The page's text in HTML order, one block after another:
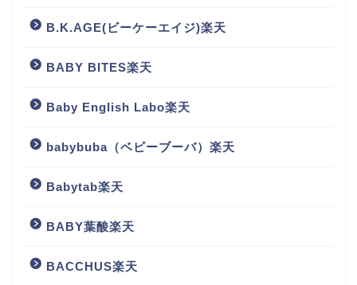
B.K.AGE(ビーケーエイジ)楽天
BABY BITES楽天
Baby English Labo楽天
babybuba（ベビーブーバ）楽天
Babytab楽天
BABY葉酸楽天
BACCHUS楽天